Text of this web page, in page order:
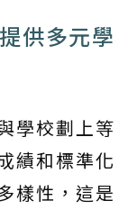
供多元學
學校劃上等
績和標準化
樣性，這是